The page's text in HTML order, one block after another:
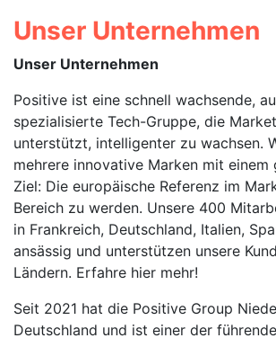
Unser Unternehmen
Unser Unternehmen
Positive ist eine schnell wachsende,
spezialisierte Tech-Gruppe, die
unterstützt, intelligenter zu wachsen.
mehrere innovative Marken mit einem
Ziel: Die europäische Referenz im
Bereich zu werden. Unsere 400
in Frankreich, Deutschland, Italien,
ansässig und unterstützen unsere
Ländern. Erfahre hier mehr!
Seit 2021 hat die Positive Group
Deutschland und ist einer der